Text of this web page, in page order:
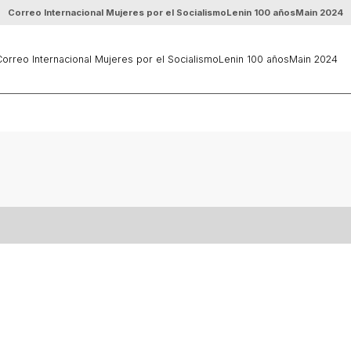
Correo Internacional Mujeres por el SocialismoLenin 100 añosMain 2024
Internacional Mujeres por el SocialismoLenin 100 añosMain 2024